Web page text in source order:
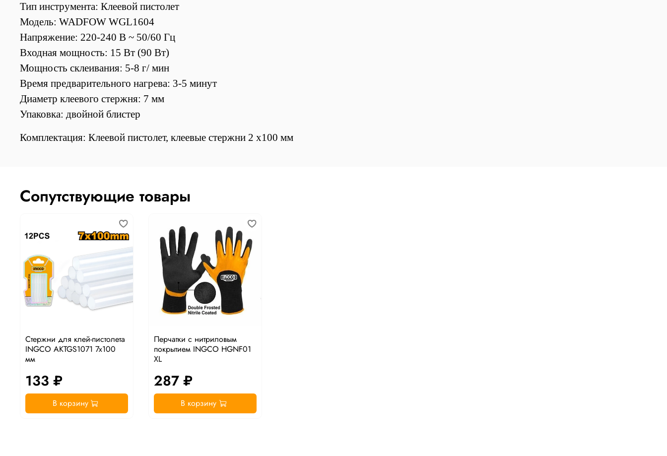
Тип инструмента: Клеевой пистолет
Модель: WADFOW WGL1604
Напряжение: 220-240 В ~ 50/60 Гц
Входная мощность: 15 Вт (90 Вт)
Мощность склеивания: 5-8 г/ мин
Время предварительного нагрева: 3-5 минут
Диаметр клеевого стержня: 7 мм
Упаковка: двойной блистер
Комплектация: Клеевой пистолет, клеевые стержни 2 х100 мм
Сопутствующие товары
Стержни для клей-пистолета
INGCO AKTGS1071 7x100
мм
133 ₽
В корзину
Перчатки с нитриловым
покрытием INGCO HGNF01
XL
287 ₽
В корзину